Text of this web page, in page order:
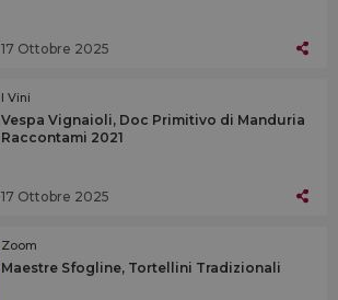
17 Ottobre 2025
I Vini
Vespa Vignaioli, Doc Primitivo di Manduria
Raccontami 2021
17 Ottobre 2025
Zoom
Maestre Sfogline, Tortellini Tradizionali